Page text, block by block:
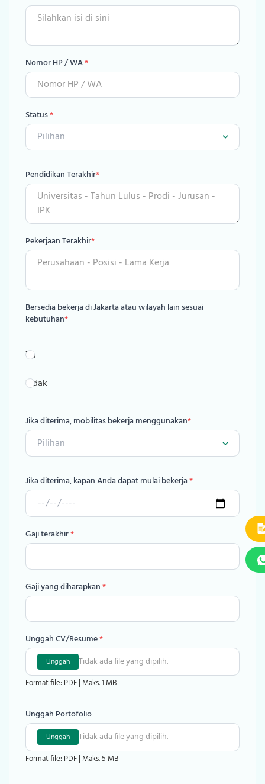
Nomor HP / WA*
Status*
Pendidikan Terakhir*
Pekerjaan Terakhir*
Bersedia bekerja di Jakarta atau wilayah lain sesuai
kebutuhan*
Ya
Tidak
Jika diterima, mobilitas bekerja menggunakan*
Jika diterima, kapan Anda dapat mulai bekerja*
Gaji terakhir*
Gaji yang diharapkan*
Unggah CV/Resume*
Unggah Tidak ada file yang dipilih.
Format file: PDF | Maks. 1 MB
Unggah Portofolio
Unggah Tidak ada file yang dipilih.
Format file: PDF | Maks. 5 MB